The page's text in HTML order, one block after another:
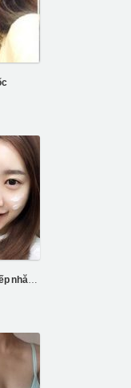
Phẫu thuật V-line, gò má, rãnh nếp nhăn mũi, nâng cơ mặt ...